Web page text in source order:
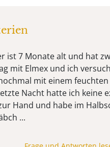
ist 7 Monate alt und hat
mit Elmex und ich
mit einem feuchten
Nacht hatte ich keine
Hand und habe im
...